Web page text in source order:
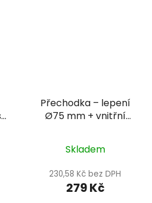
Přechodka – lepení
Ø75 mm + vnitřní
Skladem
230,58 Kč bez DPH
279 Kč